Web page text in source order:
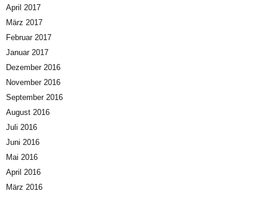
April 2017
März 2017
Februar 2017
Januar 2017
Dezember 2016
November 2016
September 2016
August 2016
Juli 2016
Juni 2016
Mai 2016
April 2016
März 2016